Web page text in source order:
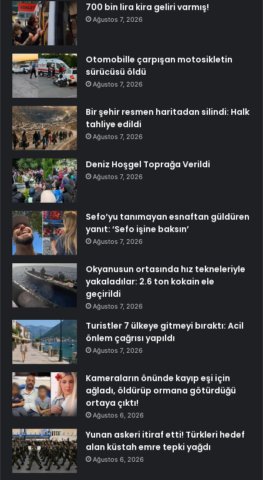
700 bin lira kira geliri varmış!
Ağustos 7, 2026
Otomobille çarpışan motosikletin
sürücüsü öldü
Ağustos 7, 2026
Bir şehir resmen haritadan silindi: Halk
tahliye edildi
Ağustos 7, 2026
Deniz Hoşgel Toprağa Verildi
Ağustos 7, 2026
Sefo’yu tanımayan esnaftan güldüren
yanıt: ‘Sefo işine baksın’
Ağustos 7, 2026
Okyanusun ortasında hız tekneleriyle
yakaladılar: 2.6 ton kokain ele
geçirildi
Ağustos 7, 2026
Turistler 7 ülkeye gitmeyi bıraktı: Acil
önlem çağrısı yapıldı
Ağustos 7, 2026
Kameraların önünde kayıp eşi için
ağladı, öldürüp ormana götürdüğü
ortaya çıktı!
Ağustos 6, 2026
Yunan askeri itiraf etti! Türkleri hedef
alan küstah emre tepki yağdı
Ağustos 6, 2026